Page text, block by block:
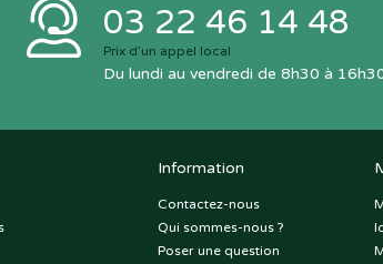
03 22 46 14 48
Prix d’un appel local
Du lundi au vendredi de 8h30 à
Information
Contactez-nous
Qui sommes-nous ?
Poser une question